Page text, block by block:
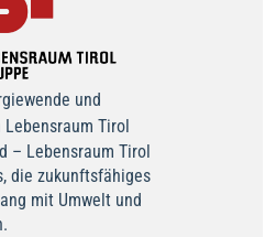
und
Tirol
– Lebensraum Tirol
die zukunftsfähiges
mit Umwelt und